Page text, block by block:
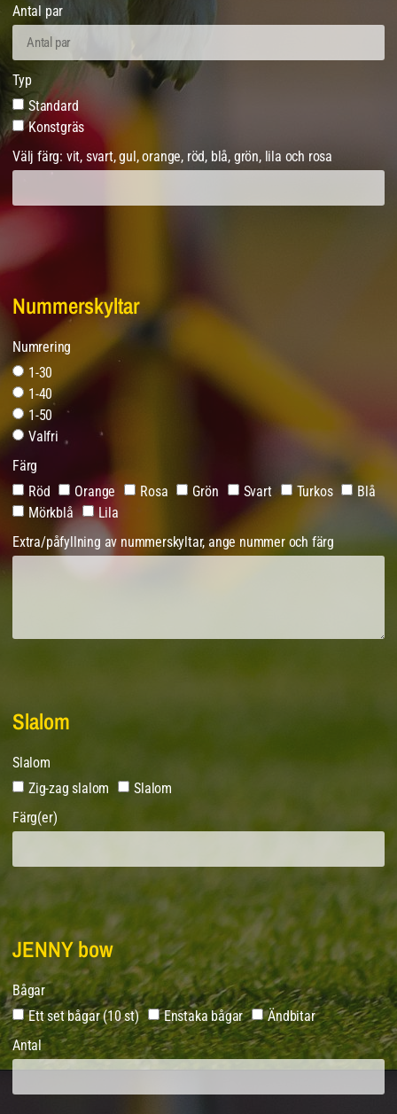
Antal par
Typ
Standard
Konstgräs
Välj färg: vit, svart, gul, orange, röd, blå, grön, lila och rosa
Nummerskyltar
Numrering
1-30
1-40
1-50
Valfri
Färg
Röd
Orange Rosa Grön Svart Turkos
Blå
Mörkblå
Lila
Extra/påfyllning av nummerskyltar, ange nummer och färg
Slalom
Slalom
Zig-zag slalom
Slalom
Färg(er)
JENNY bow
Bågar
Ett set bågar (10 st)
Enstaka bågar
Ändbitar
Antal